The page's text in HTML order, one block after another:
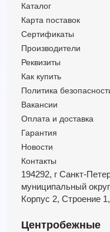
Каталог
Карта поставок
Сертификаты
Производители
Реквизиты
Как купить
Политика
Вакансии
Оплата и доставка
Гарантия
Новости
Контакты
194292, г Санкт-
муниципальный
Корпус 2, Строение 1,
Центробежные